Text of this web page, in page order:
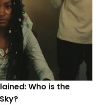
Who is the